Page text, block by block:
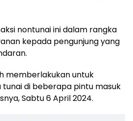
nontunai ini dalam rangka
kepada pengunjung yang
memberlakukan untuk
di beberapa pintu masuk
Sabtu 6 April 2024.